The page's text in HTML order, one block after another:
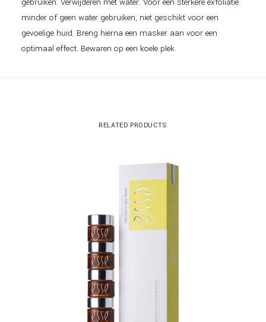
minder of geen water gebruiken, niet geschikt voor een
gevoelige huid. Breng hierna een masker aan voor een
optimaal effect. Bewaren op een koele plek.
RELATED PRODUCTS